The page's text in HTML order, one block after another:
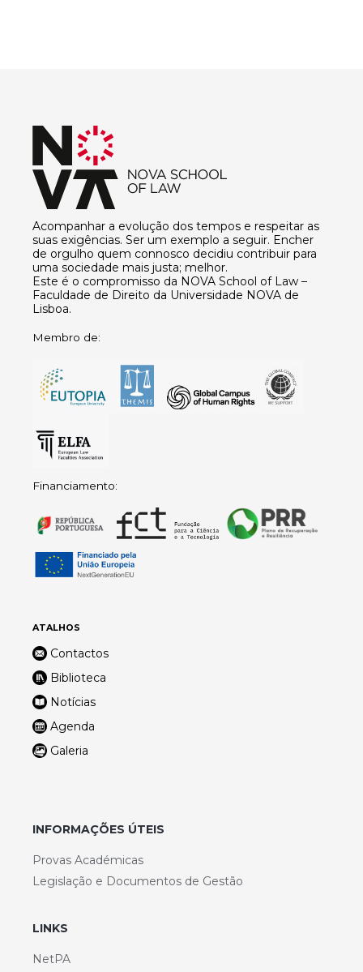
Acompanhar a evolução dos tempos e respeitar as
suas exigências. Ser um exemplo a seguir. Encher
de orgulho quem connosco decidiu contribuir para
uma sociedade mais justa; melhor.
Este é o compromisso da NOVA School of Law –
Faculdade de Direito da Universidade NOVA de
Lisboa.
Membro de:
Financiamento:
ATALHOS
Contactos
Biblioteca
Notícias
Agenda
Galeria
INFORMAÇÕES ÚTEIS
Provas Académicas
Legislação e Documentos de Gestão
LINKS
NetPA